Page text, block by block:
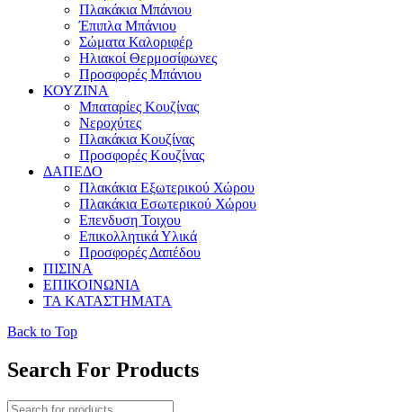
Πλακάκια Μπάνιου
Έπιπλα Μπάνιου
Σώματα Καλοριφέρ
Ηλιακοί Θερμοσίφωνες
Προσφορές Μπάνιου
ΚΟΥΖΙΝΑ
Μπαταρίες Κουζίνας
Νεροχύτες
Πλακάκια Κουζίνας
Προσφορές Κουζίνας
ΔΑΠΕΔΟ
Πλακάκια Εξωτερικού Χώρου
Πλακάκια Εσωτερικού Χώρου
Επενδυση Τοιχου
Επικολλητικά Υλικά
Προσφορές Δαπέδου
ΠΙΣΙΝΑ
ΕΠΙΚΟΙΝΩΝΙΑ
ΤΑ ΚΑΤΑΣΤΗΜΑΤΑ
Back to Top
Search For Products